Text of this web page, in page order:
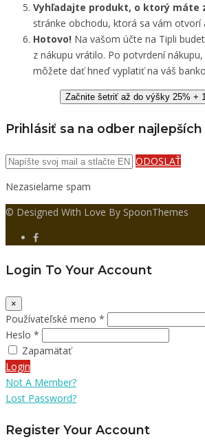
Vyhľadajte produkt, o ktorý máte
stránke obchodu, ktorá sa vám otvorí
Hotovo! Na vašom účte na Tipli
z nákupu vrátilo. Po potvrdení
môžete dať hneď vyplatiť na váš
Začnite šetriť až do výšky 25% +
Prihlásiť sa na odber najlepších
ODOSLAŤ
Nezasielame spam
© Designed With Love By SpoonThemes
Login To Your Account
×
Používateľské meno *
Heslo *
Zapamätať
Login
Not A Member?
Lost Password?
Register Your Account